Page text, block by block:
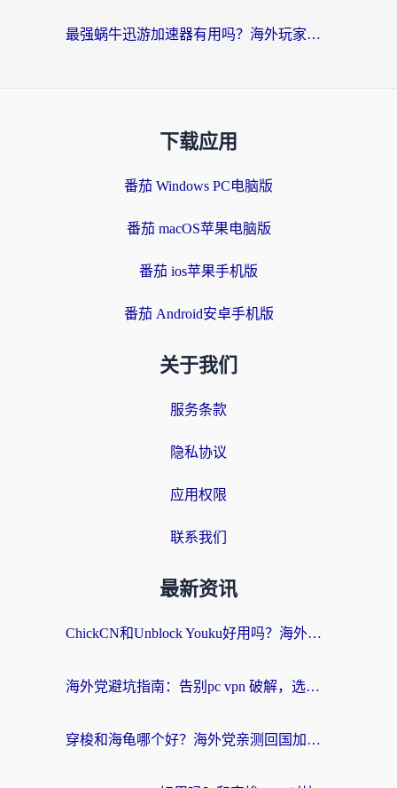
最强蜗牛迅游加速器有用吗？海外玩家国服游戏加速避坑指南（附德国玩忍者必须死3流星蝴蝶剑解决办法）
下载应用
番茄 Windows PC电脑版
番茄 macOS苹果电脑版
番茄 ios苹果手机版
番茄 Android安卓手机版
关于我们
服务条款
隐私协议
应用权限
联系我们
最新资讯
ChickCN和Unblock Youku好用吗？海外党亲测3款回国加速器，附iOS免费选择指南
海外党避坑指南：告别pc vpn 破解，选对回国加速器轻松访问国内资源
穿梭和海龟哪个好？海外党亲测回国加速器，附电脑免费VPN推荐